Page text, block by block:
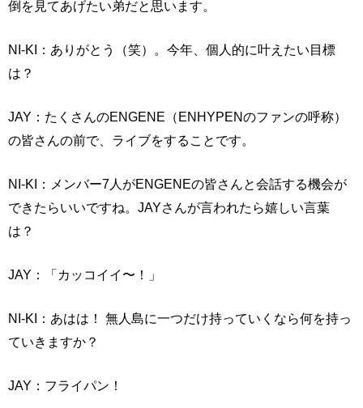
倒を見てあげたい弟だと思います。
NI-KI：ありがとう（笑）。今年、個人的に叶えたい目標
は？
JAY：たくさんのENGENE（ENHYPENのファンの呼称）
の皆さんの前で、ライブをすることです。
NI-KI：メンバー7人がENGENEの皆さんと会話する機会が
できたらいいですね。JAYさんが言われたら嬉しい言葉
は？
JAY：「カッコイイ〜！」
NI-KI：あはは！ 無人島に一つだけ持っていくなら何を持っ
ていきますか？
JAY：フライパン！